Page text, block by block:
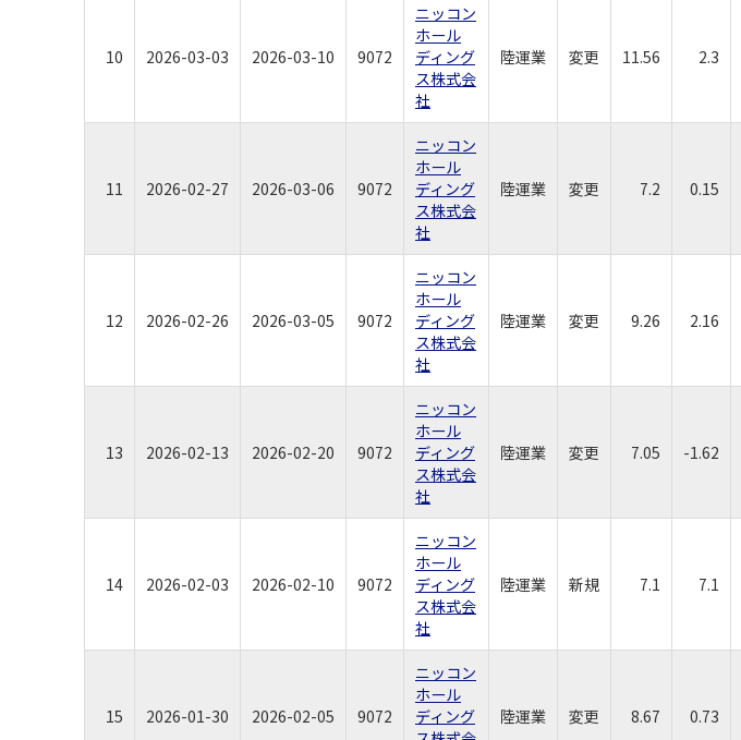
10 2026-03-03 2026-03-10 9072
ニッコン
ホール
ディング
ス株式会
社
陸運業 変更 11.56 2.3
11 2026-02-27 2026-03-06 9072
ニッコン
ホール
ディング
ス株式会
社
陸運業 変更 7.2 0.15
12 2026-02-26 2026-03-05 9072
ニッコン
ホール
ディング
ス株式会
社
陸運業 変更 9.26 2.16
13 2026-02-13 2026-02-20 9072
ニッコン
ホール
ディング
ス株式会
社
陸運業 変更 7.05 -1.62
14 2026-02-03 2026-02-10 9072
ニッコン
ホール
ディング
ス株式会
社
陸運業 新規 7.1 7.1
15 2026-01-30 2026-02-05 9072
ニッコン
ホール
ディング
陸運業 変更 8.67 0.73